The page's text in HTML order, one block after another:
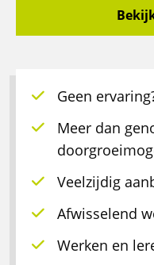
Geen
Meer dan
Veelzijdig
Afwisselend
Werken en